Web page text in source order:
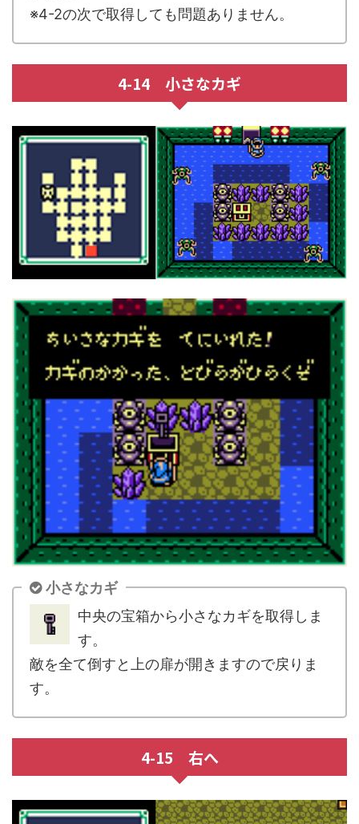
※4-2の次で取得しても問題ありません。
4-14 小さなカギ
小さなカギ
中央の宝箱から小さなカギを取得しま
す。
敵を全て倒すと上の扉が開きますので戻りま
す。
4-15 右へ